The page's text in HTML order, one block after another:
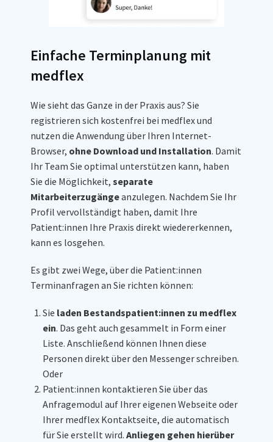
Einfache Terminplanung mit
medflex
Wie sieht das Ganze in der Praxis aus? Sie
registrieren sich kostenfrei bei medflex und
nutzen die Anwendung über Ihren Internet-
Browser, ohne Download und Installation. Damit
Ihr Team Sie optimal unterstützen kann, haben
Sie die Möglichkeit, separate
Mitarbeiterzugängeanzulegen. Nachdem Sie Ihr
Profil vervollständigt haben, damit Ihre
Patient:innen Ihre Praxis direkt wiedererkennen,
kann es losgehen.
Es gibt zwei Wege, über die Patient:innen
Terminanfragen an Sie richten können:
Sie laden Bestandspatient:innen zu medflex
ein. Das geht auch gesammelt in Form einer
Liste. Anschließend können Ihnen diese
Personen direkt über den Messenger schreiben.
Oder
Patient:innen kontaktieren Sie über das
Anfragemodul auf Ihrer eigenen Webseite oder
Ihrer medflex Kontaktseite, die automatisch
für Sie erstellt wird. Anliegen gehen hierüber